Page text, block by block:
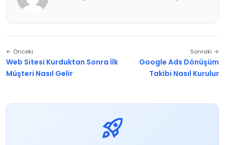
← Önceki
Web Sitesi Kurduktan Sonra İlk
Müşteri Nasıl Gelir
Sonraki →
Google Ads Dönüşüm
Takibi Nasıl Kurulur
rocket_launch